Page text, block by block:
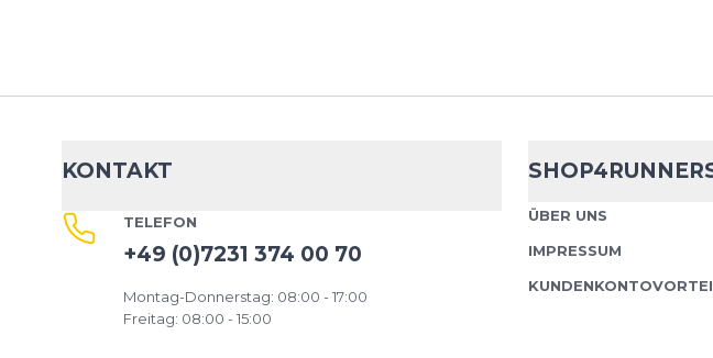
KONTAKT
TELEFON
+49 (0)7231 374 00 70
Montag-Donnerstag: 08:00 - 17:00
Freitag: 08:00 - 15:00
ÜBER UNS
IMPRESSUM